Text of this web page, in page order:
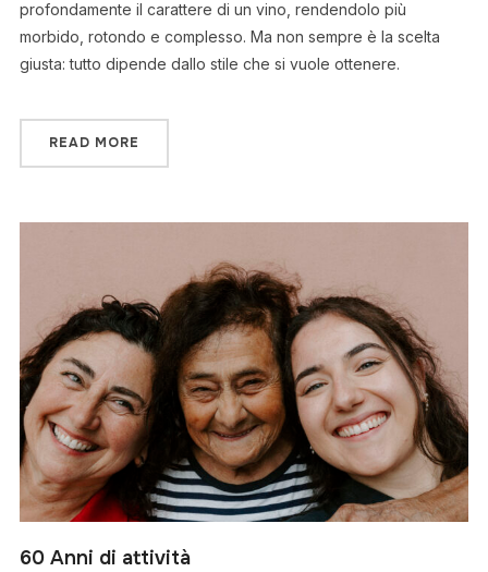
profondamente il carattere di un vino, rendendolo più
morbido, rotondo e complesso. Ma non sempre è la scelta
giusta: tutto dipende dallo stile che si vuole ottenere.
READ MORE
60 Anni di attività